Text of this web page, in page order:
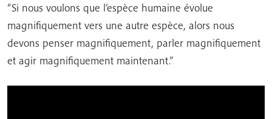
“Si nous voulons que l’espèce humaine évolue
magnifiquement vers une autre espèce, alors nous
devons penser magnifiquement, parler magnifiquement
et agir magnifiquement maintenant.”